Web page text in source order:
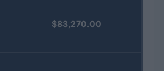
$83,270.00